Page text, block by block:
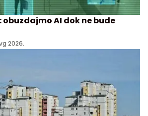
obuzdajmo AI dok ne bude
2026.